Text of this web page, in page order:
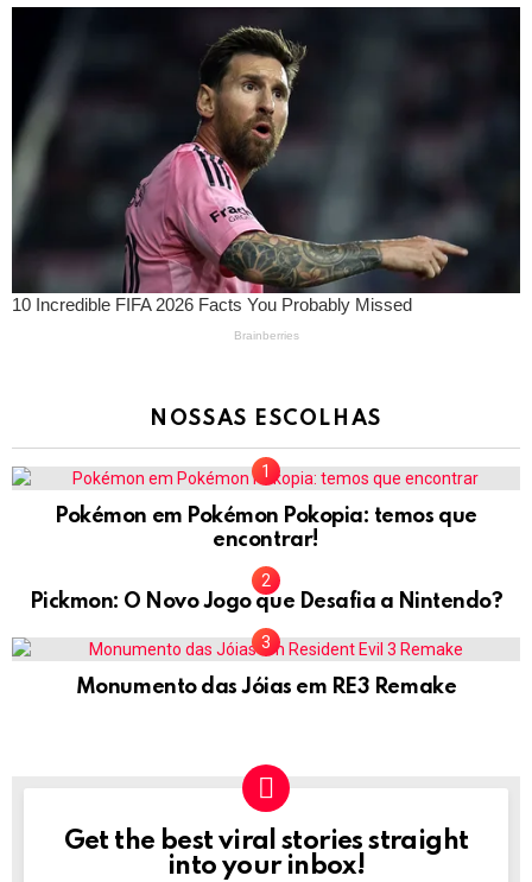
NOSSAS ESCOLHAS
Pokémon em Pokémon Pokopia: temos que
encontrar!
Pickmon: O Novo Jogo que Desafia a Nintendo?
Monumento das Jóias em RE3 Remake
NEWSLETTER
Get the best viral stories straight
into your inbox!